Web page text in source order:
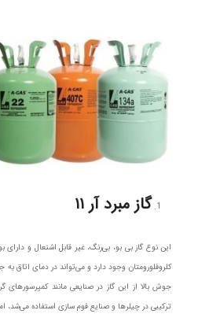
گاز مبرد آر ۱۱
این نوع گاز بی بو، بی‌رنگ، غیر قابل اشتعال و
کلروفلورومتان وجود دارد و می‌تواند در دمای اتاق
جوش بالا از این گاز در صنایعی مانند
ترکیبی در چیلرها و صنایع فوم سازی استفاده می‌شد،